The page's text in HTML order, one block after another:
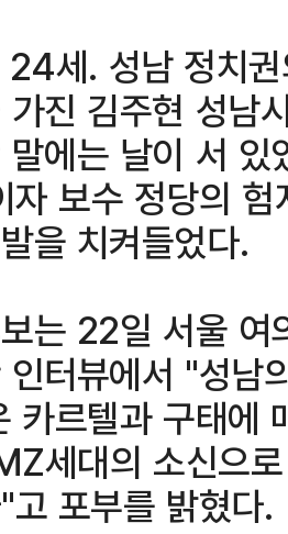
세. 성남 정치
진 김주현 성남
에는 날이 서
자 보수 정당의
을 치켜들었다.
는 22일 서울 여
터뷰에서 "성남
카르텔과 구태에
세대의 소신으
포부를 밝혔다.